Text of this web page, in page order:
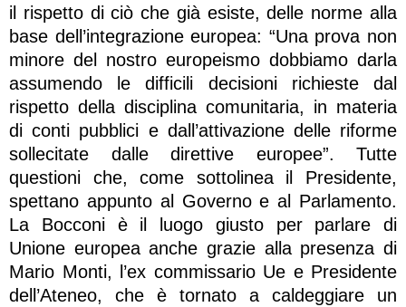
il rispetto di ciò che già esiste, delle norme alla
base dell’integrazione europea: “Una prova non
minore del nostro europeismo dobbiamo darla
assumendo le difficili decisioni richieste dal
rispetto della disciplina comunitaria, in materia
di conti pubblici e dall’attivazione delle riforme
sollecitate dalle direttive europee”. Tutte
questioni che, come sottolinea il Presidente,
spettano appunto al Governo e al Parlamento.
La Bocconi è il luogo giusto per parlare di
Unione europea anche grazie alla presenza di
Mario Monti, l’ex commissario Ue e Presidente
dell’Ateneo, che è tornato a caldeggiare un